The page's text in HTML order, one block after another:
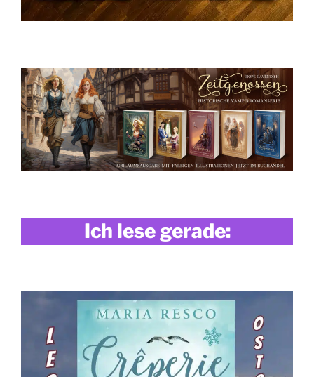
Ich lese gerade: